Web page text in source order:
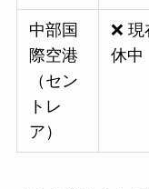
中部国
際空港
（セン
トレ
ア）
❌
休中